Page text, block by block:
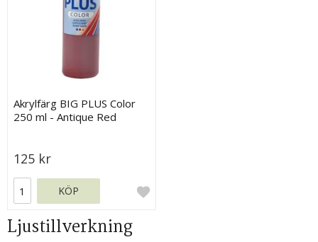
Akrylfärg BIG PLUS Color
250 ml - Antique Red
125 kr
KÖP
Ljustillverkning